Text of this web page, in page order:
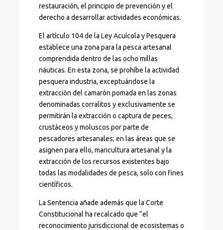
restauración, el principio de prevención y el
derecho a desarrollar actividades económicas.
El artículo 104 de la Ley Acuícola y Pesquera
establece una zona para la pesca artesanal
comprendida dentro de las ocho millas
náuticas. En esta zona, se prohíbe la actividad
pesquera industria, exceptuándose la
extracción del camarón pomada en las zonas
denominadas corralitos y exclusivamente se
permitirán la extracción o captura de peces,
crustáceos y moluscos por parte de
pescadores artesanales; en las áreas que se
asignen para ello, maricultura artesanal y la
extracción de los recursos existentes bajo
todas las modalidades de pesca, solo con fines
científicos.
La Sentencia añade además que la Corte
Constitucional ha recalcado que “el
reconocimiento jurisdiccional de ecosistemas o